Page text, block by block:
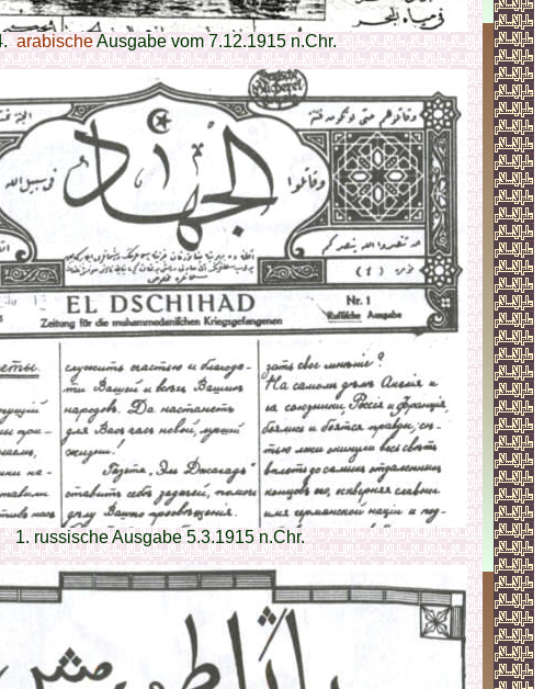
arabischeAusgabe vom 7.12.1915 n.Chr.
1. russische Ausgabe 5.3.1915 n.Chr.